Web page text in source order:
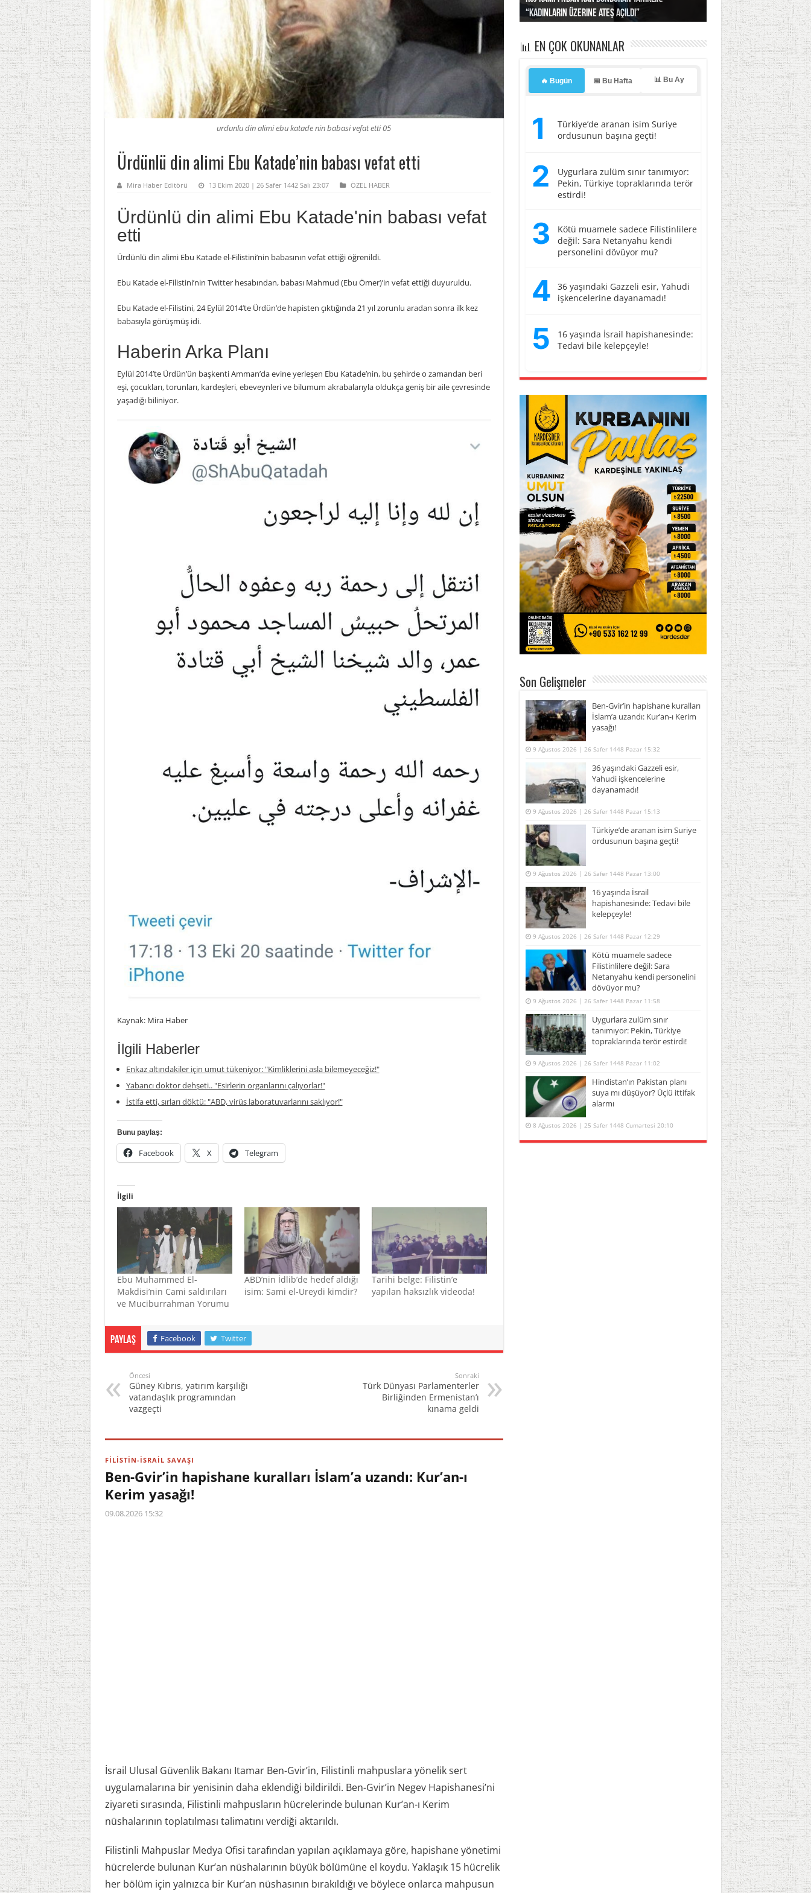
urdunlu din alimi ebu katade nin babasi vefat etti 05
Ürdünlü din alimi Ebu Katade’nin babası vefat etti
Mira Haber Editörü 13 Ekim 2020 | 26 Safer 1442 Salı 23:07 ÖZEL HABER
Ürdünlü din alimi Ebu Katade'nin babası vefat
etti
Ürdünlü din alimi Ebu Katade el-Filistini’nin babasının vefat ettiği öğrenildi.
Ebu Katadeel-Filistini’nin Twitter hesabından, babası Mahmud (Ebu Ömer)’in vefat ettiği duyuruldu.
Ebu Katade el-Filistini, 24 Eylül 2014’te Ürdün’de hapisten çıktığında 21 yıl zorunlu aradan sonra ilk kez
babasıyla görüşmüş idi.
Haberin Arka Planı
Eylül 2014’te Ürdün’ün başkenti Amman’da evine yerleşen Ebu Katade’nin, bu şehirde o zamandan beri
eşi, çocukları, torunları, kardeşleri, ebeveynleri ve bilumum akrabalarıyla oldukça geniş bir aile çevresinde
yaşadığı biliniyor.
Kaynak: Mira Haber
İlgili Haberler
Enkaz altındakiler için umut tükeniyor: "Kimliklerini asla bilemeyeceğiz!"
Yabancı doktor dehşeti.. "Esirlerin organlarını çalıyorlar!"
İstifa etti, sırları döktü: "ABD, virüs laboratuvarlarını saklıyor!"
Bunu paylaş:
Facebook X Telegram
İlgili
Ebu Muhammed El-
Makdisi’nin Cami saldırıları
ve Muciburrahman Yorumu
ABD’nin İdlib’de hedef aldığı
isim: Sami el-Ureydi kimdir?
Tarihi belge: Filistin’e
yapılan haksızlık videoda!
Paylaş Facebook Twitter
Öncesi
Güney Kıbrıs, yatırım karşılığı
vatandaşlık programından
vazgeçti
Sonraki
Türk Dünyası Parlamenterler
Birliğinden Ermenistan’ı
kınama geldi
FİLİSTİN-İSRAİL SAVAŞI
Ben-Gvir’in hapishane kuralları İslam’a uzandı: Kur’an-ı
Kerim yasağı!
09.08.2026 15:32
İsrail Ulusal Güvenlik Bakanı Itamar Ben-Gvir’in, Filistinli mahpuslara yönelik sert
uygulamalarına bir yenisinin daha eklendiği bildirildi. Ben-Gvir’in Negev Hapishanesi’ni
ziyareti sırasında, Filistinli mahpusların hücrelerinde bulunan Kur’an-ı Kerim
nüshalarının toplatılması talimatını verdiği aktarıldı.
Filistinli Mahpuslar Medya Ofisi tarafından yapılan açıklamaya göre, hapishane yönetimi
hücrelerde bulunan Kur’an nüshalarının büyük bölümüne el koydu. Yaklaşık 15 hücrelik
her bölüm için yalnızca bir Kur’an nüshasının bırakıldığı ve böylece onlarca mahpusun
“Kadınların üzerine ateş açıldı”
Irak’a misilleme tehdidi!
yaptı… İsrail’in “timsah” planına fren!
kayıtlar başladı
basıldı, kabus yaşatıldı!
📊 EN ÇOK OKUNANLAR
🔥 Bugün 📅 Bu Hafta 📊 Bu Ay
1
Türkiye’de aranan isim Suriye
ordusunun başına geçti!
2
Uygurlara zulüm sınır tanımıyor:
Pekin, Türkiye topraklarında terör
estirdi!
3
Kötü muamele sadece Filistinlilere
değil: Sara Netanyahu kendi
personelini dövüyor mu?
4
36 yaşındaki Gazzeli esir, Yahudi
işkencelerine dayanamadı!
5
16 yaşında İsrail hapishanesinde:
Tedavi bile kelepçeyle!
Son Gelişmeler
Ben-Gvir’in hapishane kuralları
İslam’a uzandı: Kur’an-ı Kerim
yasağı!
9 Ağustos 2026 | 26 Safer 1448 Pazar 15:32
36 yaşındaki Gazzeli esir,
Yahudi işkencelerine
dayanamadı!
9 Ağustos 2026 | 26 Safer 1448 Pazar 15:13
Türkiye’de aranan isim Suriye
ordusunun başına geçti!
9 Ağustos 2026 | 26 Safer 1448 Pazar 13:00
16 yaşında İsrail
hapishanesinde: Tedavi bile
kelepçeyle!
9 Ağustos 2026 | 26 Safer 1448 Pazar 12:29
Kötü muamele sadece
Filistinlilere değil: Sara
Netanyahu kendi personelini
dövüyor mu?
9 Ağustos 2026 | 26 Safer 1448 Pazar 11:58
Uygurlara zulüm sınır
tanımıyor: Pekin, Türkiye
topraklarında terör estirdi!
9 Ağustos 2026 | 26 Safer 1448 Pazar 11:02
Hindistan’ın Pakistan planı
suya mı düşüyor? Üçlü ittifak
alarmı
8 Ağustos 2026 | 25 Safer 1448 Cumartesi 20:10